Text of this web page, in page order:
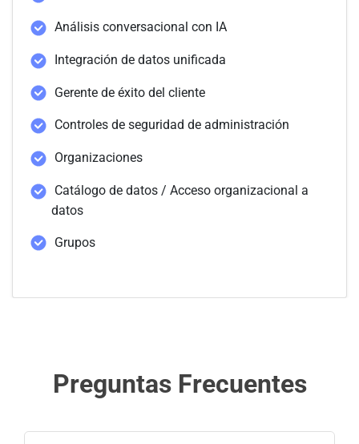
Análisis conversacional con IA
Integración de datos unificada
Gerente de éxito del cliente
Controles de seguridad de administración
Organizaciones
Catálogo de datos / Acceso organizacional a
datos
Grupos
Preguntas Frecuentes